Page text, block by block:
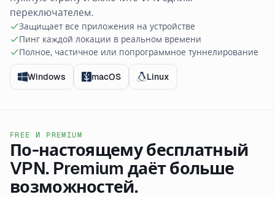
переключателем.
Защищает все приложения на устройстве
Пинг каждой локации в реальном времени
Полное, частичное или попрограммное туннелирование
Windows macOS Linux
FREE И PREMIUM
По-настоящему бесплатный
VPN. Premium даёт больше
возможностей.